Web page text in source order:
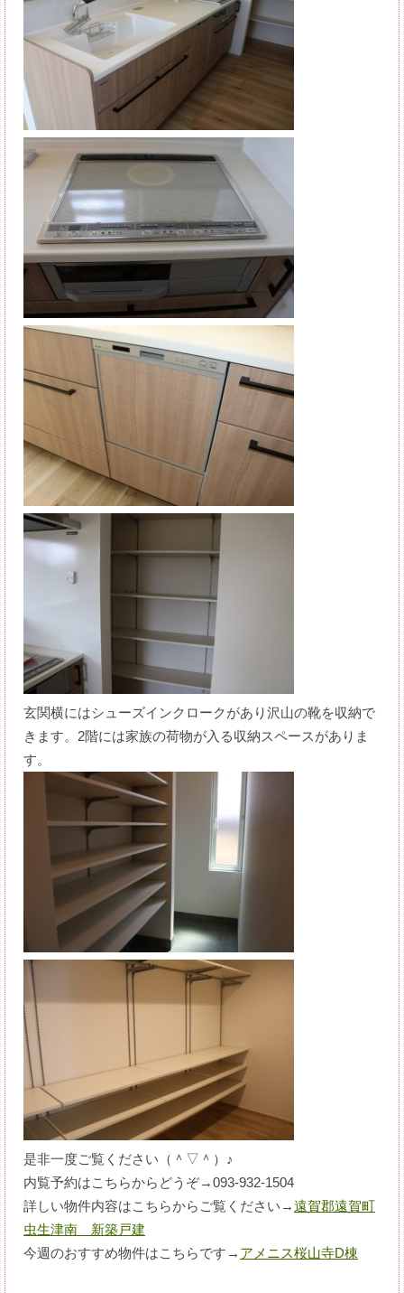
玄関横にはシューズインクロークがあり沢山の靴を収納で
きます。2階には家族の荷物が入る収納スペースがありま
す。
是非一度ご覧ください（＾▽＾）♪
内覧予約はこちらからどうぞ→093-932-1504
詳しい物件内容はこちらからご覧ください→遠賀郡遠賀町
虫生津南 新築戸建
今週のおすすめ物件はこちらです→ アメニス桜山寺D棟